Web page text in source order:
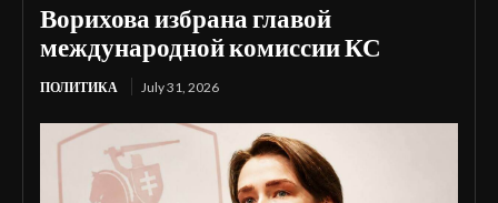
Ворихова избрана главой
международной комиссии КС
ПОЛИТИКА July 31, 2026